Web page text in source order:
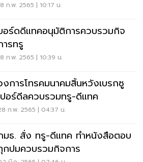
ก.พ. 2565 | 10:17 น.
อร์ดดีแทคอนุมัติการควบรวมกิจ
ารทรู
ก.พ. 2565 | 10:39 น.
งการโทรคมนาคมสิ้นหวังเบรกซู
ปอร์ดีลควบรวมทรู-ดีแทค
ก.พ. 2565 | 04:37 น.
มธ. สั่ง ทรู-ดีแทค ทำหนังสือตอบ
กปมควบรวมกิจการ